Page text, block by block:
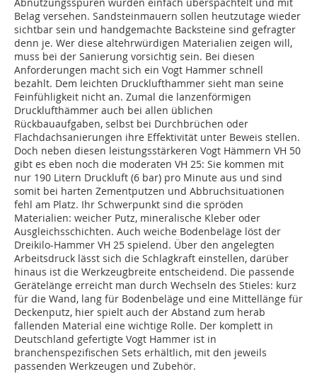
Abnutzungsspuren wurden einfach überspachtelt und mit
Belag versehen. Sandsteinmauern sollen heutzutage wieder
sichtbar sein und handgemachte Backsteine sind gefragter
denn je. Wer diese altehrwürdigen Materialien zeigen will,
muss bei der Sanierung vorsichtig sein. Bei diesen
Anforderungen macht sich ein Vogt Hammer schnell
bezahlt. Dem leichten Drucklufthammer sieht man seine
Feinfühligkeit nicht an. Zumal die lanzenförmigen
Drucklufthämmer auch bei allen üblichen
Rückbauaufgaben, selbst bei Durchbrüchen oder
Flachdachsanierungen ihre Effektivität unter Beweis stellen.
Doch neben diesen leistungsstärkeren Vogt Hämmern VH 50
gibt es eben noch die moderaten VH 25: Sie kommen mit
nur 190 Litern Druckluft (6 bar) pro Minute aus und sind
somit bei harten Zementputzen und Abbruchsituationen
fehl am Platz. Ihr Schwerpunkt sind die spröden
Materialien: weicher Putz, mineralische Kleber oder
Ausgleichsschichten. Auch weiche Bodenbeläge löst der
Dreikilo-Hammer VH 25 spielend. Über den angelegten
Arbeitsdruck lässt sich die Schlagkraft einstellen, darüber
hinaus ist die Werkzeugbreite entscheidend. Die passende
Gerätelänge erreicht man durch Wechseln des Stieles: kurz
für die Wand, lang für Bodenbeläge und eine Mittellänge für
Deckenputz, hier spielt auch der Abstand zum herab
fallenden Material eine wichtige Rolle. Der komplett in
Deutschland gefertigte Vogt Hammer ist in
branchenspezifischen Sets erhältlich, mit den jeweils
passenden Werkzeugen und Zubehör.